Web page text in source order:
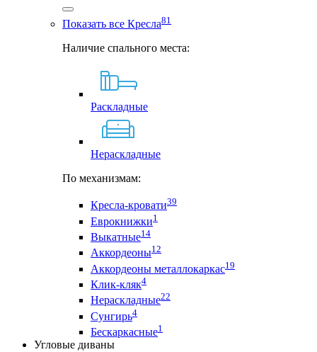
Показать все Кресла81
Наличие спального места:
Раскладные
Нераскладные
По механизмам:
Кресла-кровати39
Еврокнижки1
Выкатные14
Аккордеоны12
Аккордеоны металлокаркас19
Клик-кляк4
Нераскладные22
Сунгирь4
Бескаркасные1
Угловые диваны